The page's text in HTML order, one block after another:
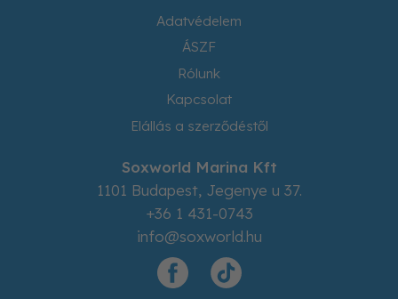
Adatvédelem
ÁSZF
Rólunk
Kapcsolat
Elállás a szerződéstől
Soxworld Marina Kft
1101 Budapest, Jegenye u 37.
+36 1 431-0743
info@soxworld.hu